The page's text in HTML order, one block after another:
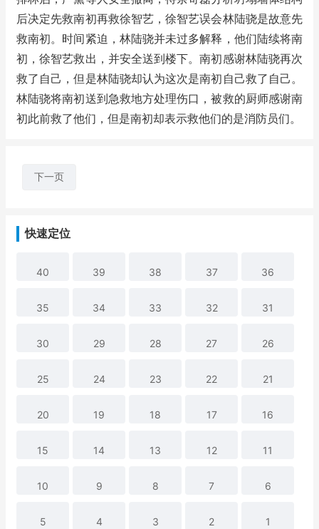
后决定先救南初再救徐智艺，徐智艺误会林陆骁是故意先
救南初。时间紧迫，林陆骁并未过多解释，他们陆续将南
初，徐智艺救出，并安全送到楼下。南初感谢林陆骁再次
救了自己，但是林陆骁却认为这次是南初自己救了自己。
林陆骁将南初送到急救地方处理伤口，被救的厨师感谢南
初此前救了他们，但是南初却表示救他们的是消防员们。
下一页
快速定位
40 39 38 37 36
35 34 33 32 31
30 29 28 27 26
25 24 23 22 21
20 19 18 17 16
15 14 13 12 11
10 9 8 7 6
5 4 3 2 1